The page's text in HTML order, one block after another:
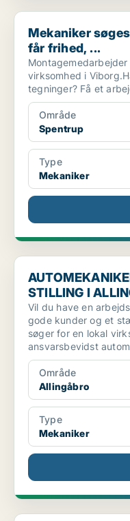
Mekaniker søges nord
Mekaniker
får frihed, ...
virksomhed i
tegninger? Få et
Område
Spentrup
Type
Mekaniker
AUTOMEKANIKER
STILLING I
Vil du have en
gode kunder og et
søger for en lokal
ansvarsbevidst
Område
Allingåbro
Type
Mekaniker